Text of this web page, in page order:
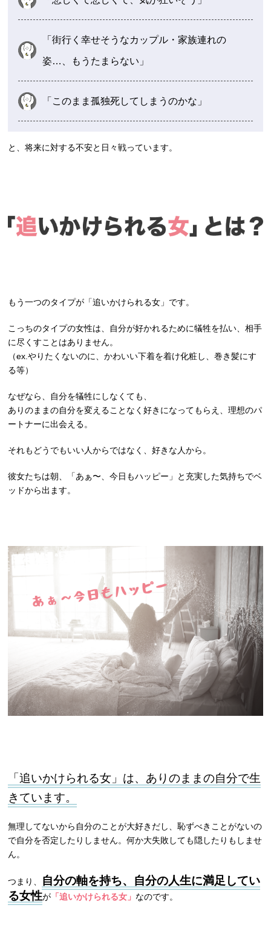
「街行く幸せそうなカップル・家族連れの
姿…、もうたまらない」
「このまま孤独死してしまうのかな」
と、将来に対する不安と日々戦っています。
もう一つのタイプが「追いかけられる女」です。
こっちのタイプの女性は、自分が好かれるために犠牲を払い、相手
に尽くすことはありません。
（ex.やりたくないのに、かわいい下着を着け化粧し、巻き髪にす
る等）
なぜなら、自分を犠牲にしなくても、
ありのままの自分を変えることなく好きになってもらえ、理想のパ
ートナーに出会える。
それもどうでもいい人からではなく、好きな人から。
彼女たちは朝、「あぁ〜、今日もハッピー」と充実した気持ちでベ
ッドから出ます。
「追いかけられる女」は、ありのままの自分で生
きています。
無理してないから自分のことが大好きだし、恥ずべきことがないの
で自分を否定したりしません。何か大失敗しても隠したりもしませ
ん。
つまり、 自分の軸を持ち、自分の人生に満足してい
る女性が 「追いかけられる女」 なのです。